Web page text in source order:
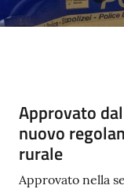
Contenuto
Approvato
nuovo
rurale
Approvato nella